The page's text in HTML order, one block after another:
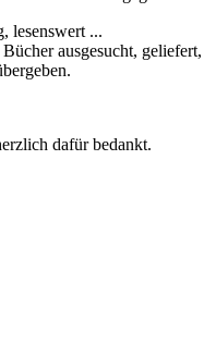
lesenswert ...
ausgesucht, geliefert,
dafür bedankt.